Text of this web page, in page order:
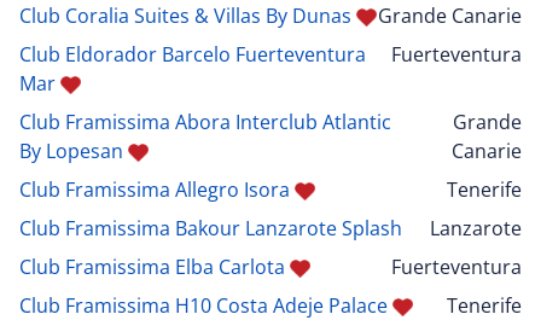
Club Coralia Suites & Villas By Dunas
Grande Canarie
Club Eldorador Barcelo Fuerteventura
Mar
Fuerteventura
Club Framissima Abora Interclub Atlantic
By Lopesan
Grande
Canarie
Club Framissima Allegro Isora
Tenerife
Club Framissima Bakour Lanzarote Splash
Lanzarote
Club Framissima Elba Carlota
Fuerteventura
Club Framissima H10 Costa Adeje Palace
Tenerife